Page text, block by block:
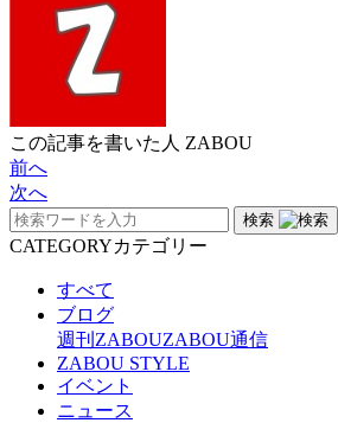
この記事を書いた人 ZABOU
前へ
次へ
検索
CATEGORYカテゴリー
すべて
ブログ
週刊ZABOUZABOU通信
ZABOU STYLE
イベント
ニュース